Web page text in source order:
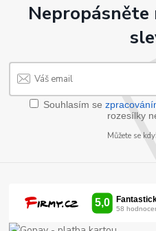
Nepropásněte
Souhlasím se
rozesílky
Můžete se